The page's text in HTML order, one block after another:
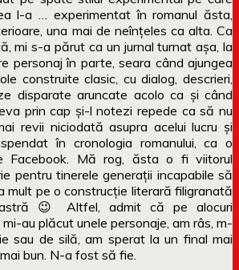
l-a … experimentat în romanul ăsta,
una mai de neînțeles ca alta. Ca
mi s-a părut ca un jurnal turnat așa, la
personaj în parte, seara când ajungea
construite clasic, cu dialog, descrieri,
disparate aruncate acolo ca și când
prin cap și-l notezi repede ca să nu
revii niciodată asupra acelui lucru și
în cronologia romanului, ca o
Facebook. Mă rog, ăsta o fi viitorul
pentru tinerele generații incapabile să
mult pe o construcție literară filigranată
😉 Altfel, admit că pe alocuri
au plăcut unele personaje, am râs, m-
sau de silă, am sperat la un final mai
bun. N-a fost să fie.